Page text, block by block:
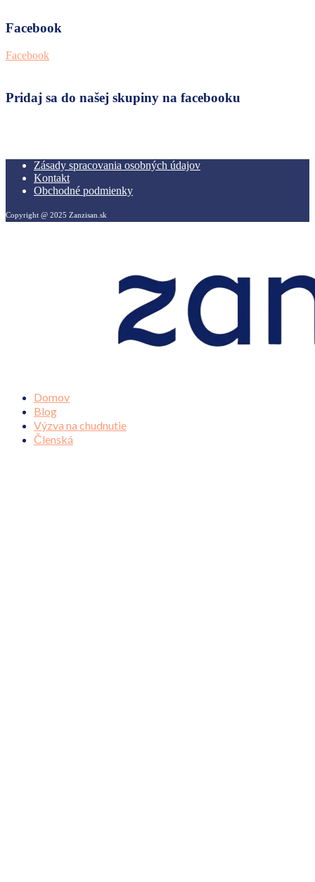
Facebook
Facebook
Pridaj sa do našej skupiny na facebooku
Zásady spracovania osobných údajov
Kontakt
Obchodné podmienky
Copyright @ 2025 Zanzisan.sk
Domov
Blog
Výzva na chudnutie
Členská